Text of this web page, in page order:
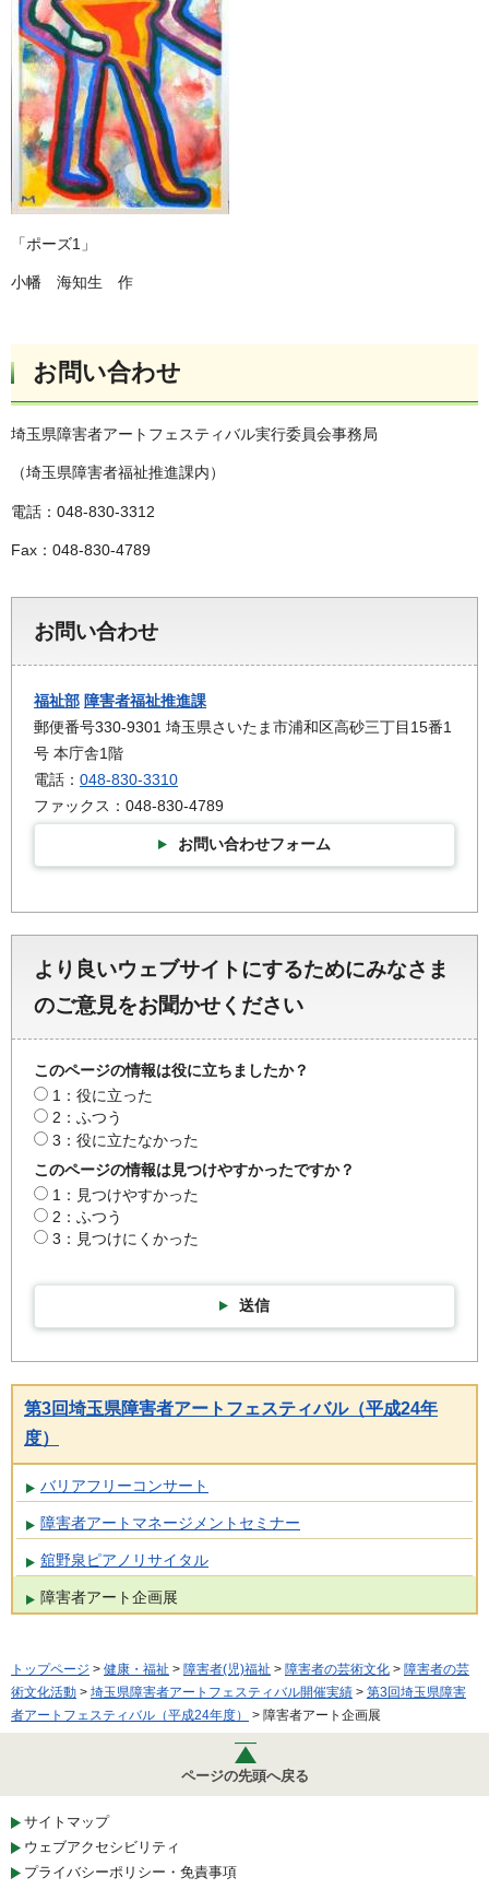
「ポーズ1」
小幡 海知生 作
お問い合わせ
埼玉県障害者アートフェスティバル実行委員会事務局
（埼玉県障害者福祉推進課内）
電話：048-830-3312
Fax：048-830-4789
お問い合わせ
福祉部 障害者福祉推進課
郵便番号330-9301 埼玉県さいたま市浦和区高砂三丁目15番1
号 本庁舎1階
電話： 048-830-3310
ファックス：048-830-4789
お問い合わせフォーム
より良いウェブサイトにするためにみなさま
のご意見をお聞かせください
このページの情報は役に立ちましたか？
1：役に立った
2：ふつう
3：役に立たなかった
このページの情報は見つけやすかったですか？
1：見つけやすかった
2：ふつう
3：見つけにくかった
送信
第3回埼玉県障害者アートフェスティバル（平成24年
度）
バリアフリーコンサート
障害者アートマネージメントセミナー
舘野泉ピアノリサイタル
障害者アート企画展
トップページ > 健康・福祉 > 障害者(児)福祉 > 障害者の芸術文化 > 障害者の芸
術文化活動 > 埼玉県障害者アートフェスティバル開催実績 > 第3回埼玉県障害
者アートフェスティバル（平成24年度）
> 障害者アート企画展
ページの先頭へ戻る
サイトマップ
ウェブアクセシビリティ
プライバシーポリシー・免責事項